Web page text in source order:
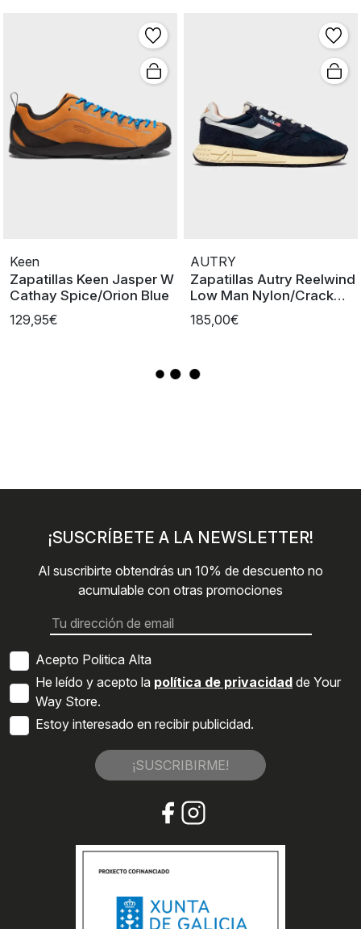
Keen
Zapatillas Keen Jasper W
Cathay Spice/Orion Blue
129,95€
AUTRY
Zapatillas Autry Reelwind
Low Man Nylon/Crack
Wht
185,00€
¡SUSCRÍBETE A LA NEWSLETTER!
Al suscribirte obtendrás un 10% de descuento no
acumulable con otras promociones
Acepto Politica Alta
He leído y acepto la política de privacidad de Your
Way Store.
Estoy interesado en recibir publicidad.
¡SUSCRIBIRME!